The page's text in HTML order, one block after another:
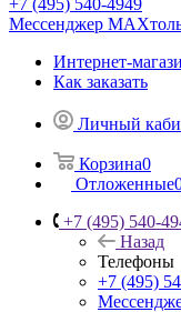
+7 (495) 540-4949
Мессенджер МАХ
Интернет-
Как заказать
Личный
Корзина0
Отложенные
+7 (495) 540-
Назад
Телефоны
+7 (495)